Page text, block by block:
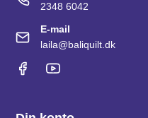
2348 6042
E-mail
laila@baliquilt.dk